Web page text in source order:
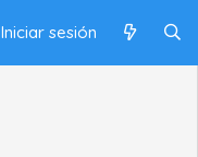
Iniciar sesión